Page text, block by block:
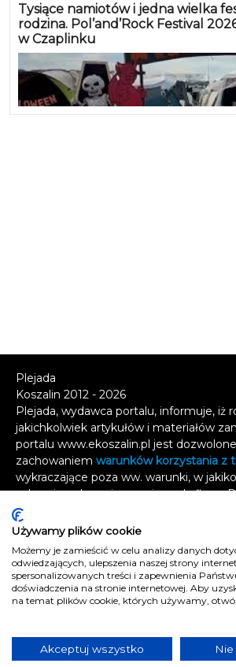
Tysiące namiotów i jedna wielka
rodzina. Pol’and’Rock Festival
w Czaplinku
Plejada
Koszalin 2012 - 2026
Plejada, wydawca portalu, informuje, iż
jakichkolwiek artykułów i materiałów
portalu www.ekoszalin.pl jest
zachowaniem warunków korzystania z
wykraczające poza ww. warunki, w
zabronione bez pisemnej zgody firmy
się, w jaki sposób możesz uzyskać
wykorzystanie treści.
Naruszenie tych zasad jest łamaniem
odpowiedzialnością karną.
Wszelkie prawa zastrzeżone.
Kontakt
Polityka prywatności
Używamy plików cookie
Możemy je zamieścić w celu analizy danych
odwiedzających, ulepszenia naszej strony
spersonalizowanych treści i zapewnienia
doświadczenia na stronie internetowej. Aby
na temat plików cookie, których używamy,
Akceptuj wszystko